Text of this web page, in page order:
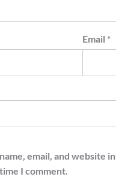
Email *
email, and website
I comment.